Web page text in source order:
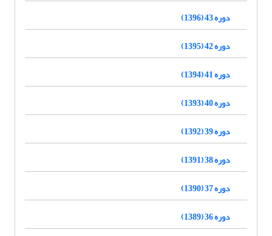
دوره 43 (1396)
دوره 42 (1395)
دوره 41 (1394)
دوره 40 (1393)
دوره 39 (1392)
دوره 38 (1391)
دوره 37 (1390)
دوره 36 (1389)